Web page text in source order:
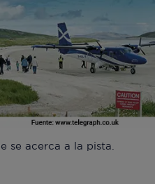
se acerca a la pista.